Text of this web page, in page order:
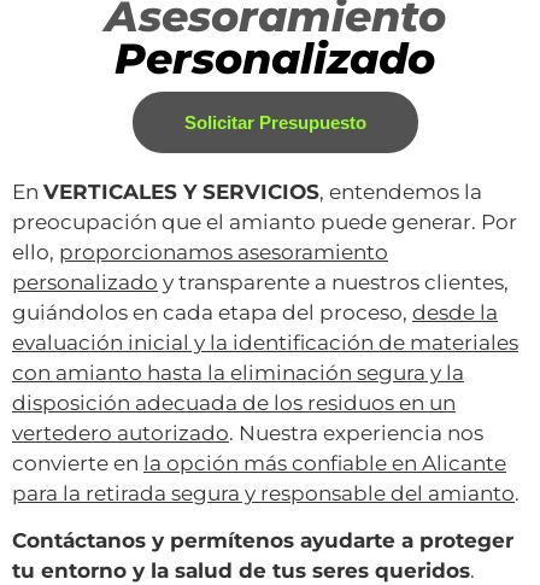
Asesoramiento
Personalizado
Solicitar Presupuesto
En VERTICALES Y SERVICIOS, entendemos la
preocupación que el amianto puede generar. Por
ello, proporcionamos asesoramiento
personalizado y transparente a nuestros clientes,
guiándolos en cada etapa del proceso, desde la
evaluación inicial y la identificación de materiales
con amianto hasta la eliminación segura y la
disposición adecuada de los residuos en un
vertedero autorizado. Nuestra experiencia nos
convierte en la opción más confiable en Alicante
para la retirada segura y responsable del amianto.
Contáctanos y permítenos ayudarte a proteger
tu entorno y la salud de tus seres queridos.